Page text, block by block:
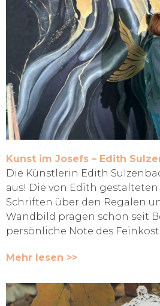
Kunst im Josefs – Edith
Die Künstlerin Edith
aus! Die von Edith
Schriften über den Regalen
Wandbild prägen schon seit
persönliche Note des
Mehr lesen >>